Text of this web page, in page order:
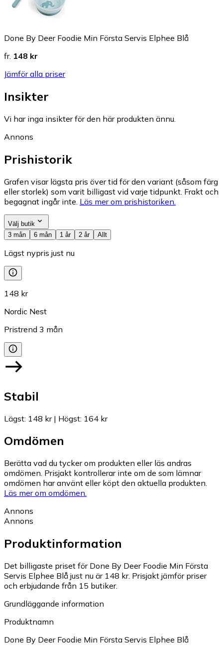
Done By Deer Foodie Min Första Servis Elphee Blå
fr. 148 kr
Jämför alla priser
Insikter
Vi har inga insikter för den här produkten ännu.
Annons
Prishistorik
Grafen visar lägsta pris över tid för den variant (såsom färg
eller storlek) som varit billigast vid varje tidpunkt. Frakt och
begagnat ingår inte. Läs mer om prishistoriken.
Välj butik
3 mån
6 mån 1 år 2 år Allt
Lägst nypris just nu
148 kr
Nordic Nest
Pristrend 3 mån
Stabil
Lägst: 148 kr| Högst: 164 kr
Omdömen
Berätta vad du tycker om produkten eller läs andras
omdömen. Prisjakt kontrollerar inte om de som lämnar
omdömen har använt eller köpt den aktuella produkten.
Läs mer om omdömen.
Annons
Annons
Produktinformation
Det billigaste priset för Done By Deer Foodie Min Första
Servis Elphee Blå just nu är 148 kr. Prisjakt jämför priser
och erbjudande från 15 butiker.
Grundläggande information
Produktnamn
Done By Deer Foodie Min Första Servis Elphee Blå